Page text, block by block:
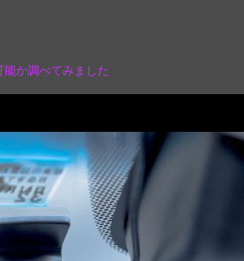
か調べてみました